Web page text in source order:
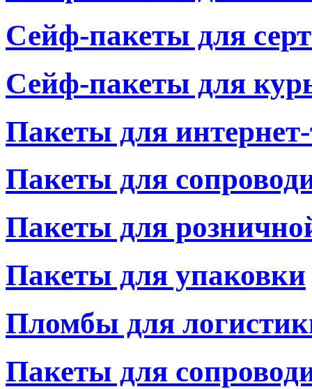
Сейф-пакеты для
Сейф-пакеты для
Пакеты для
Пакеты для
Пакеты для
Пакеты для упаковки
Пломбы для
Пакеты для